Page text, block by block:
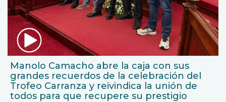
Manolo Camacho abre la caja con sus
grandes recuerdos de la celebración del
Trofeo Carranza y reivindica la unión de
todos para que recupere su prestigio